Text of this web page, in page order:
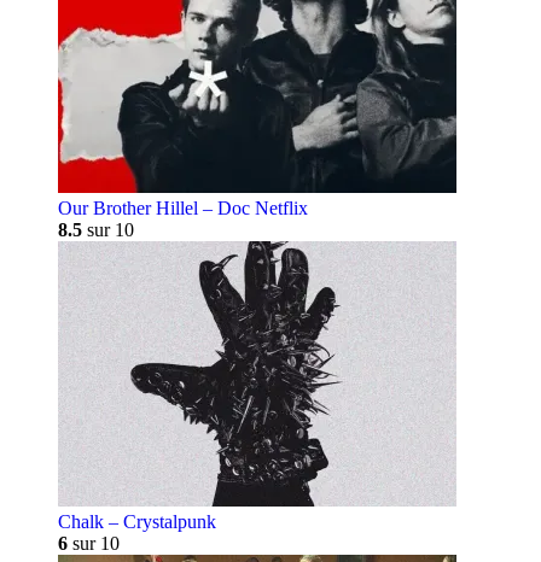
Our Brother Hillel – Doc Netflix
8.5 sur 10
Chalk – Crystalpunk
6 sur 10